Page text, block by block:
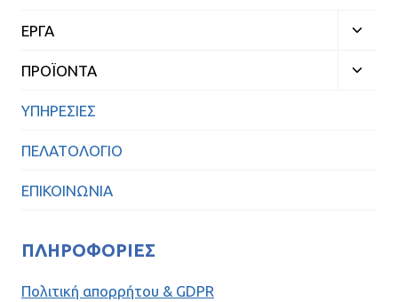
ΕΡΓΑ
ΠΡΟΪΟΝΤΑ
ΥΠΗΡΕΣΙΕΣ
ΠΕΛΑΤΟΛΟΓΙΟ
ΕΠΙΚΟΙΝΩΝΙΑ
ΠΛΗΡΟΦΟΡΊΕΣ
Πολιτική απορρήτου & GDPR